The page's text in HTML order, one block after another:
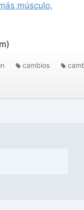
músculo,
cambios